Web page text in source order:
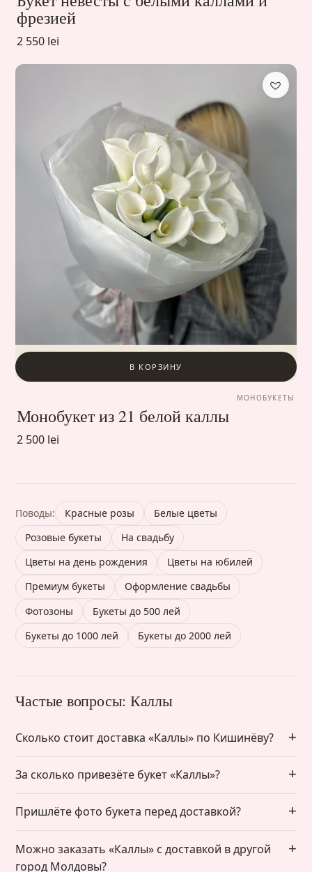
фрезией
2 550 lei
В КОРЗИНУ
МОНОБУКЕТЫ
Монобукет из 21 белой каллы
2 500 lei
Поводы: Красные розы
Белые цветы
Розовые букеты
На свадьбу
Цветы на день рождения
Цветы на юбилей
Премиум букеты
Оформление свадьбы
Фотозоны
Букеты до 500 лей
Букеты до 1000 лей
Букеты до 2000 лей
Частые вопросы: Каллы
Сколько стоит доставка «Каллы» по Кишинёву?
За сколько привезёте букет «Каллы»?
Пришлёте фото букета перед доставкой?
Можно заказать «Каллы» с доставкой в другой
город Молдовы?